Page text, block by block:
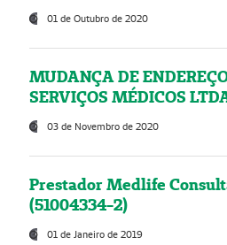
01 de Outubro de 2020
MUDANÇA DE
SERVIÇOS MÉDICOS
03 de Novembro de 2020
Prestador Medlife
(51004334-2)
01 de Janeiro de 2019